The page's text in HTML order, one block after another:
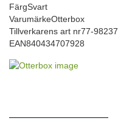
FärgSvart
VarumärkeOtterbox
Tillverkarens art nr77-98237
EAN840434707928